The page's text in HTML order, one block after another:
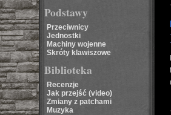
Podstawy
Przeciwnicy
Jednostki
Machiny wojenne
Skróty klawiszowe
Biblioteka
Recenzje
Jak przejść (video)
Zmiany z patchami
Muzyka